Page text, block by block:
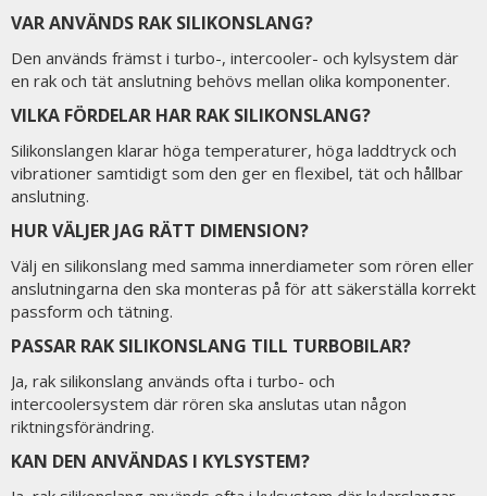
VAR ANVÄNDS RAK SILIKONSLANG?
Den används främst i turbo-, intercooler- och kylsystem där
en rak och tät anslutning behövs mellan olika komponenter.
VILKA FÖRDELAR HAR RAK SILIKONSLANG?
Silikonslangen klarar höga temperaturer, höga laddtryck och
vibrationer samtidigt som den ger en flexibel, tät och hållbar
anslutning.
HUR VÄLJER JAG RÄTT DIMENSION?
Välj en silikonslang med samma innerdiameter som rören eller
anslutningarna den ska monteras på för att säkerställa korrekt
passform och tätning.
PASSAR RAK SILIKONSLANG TILL TURBOBILAR?
Ja, rak silikonslang används ofta i turbo- och
intercoolersystem där rören ska anslutas utan någon
riktningsförändring.
KAN DEN ANVÄNDAS I KYLSYSTEM?